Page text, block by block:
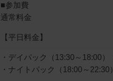
■参加費
通常料金
【平日料金】
・デイパック（13:30～18:00
・ナイトパック（18:00～